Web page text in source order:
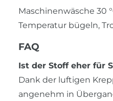
Maschinenwäsche 30
Temperatur bügeln,
FAQ
Ist der Stoff eher für
Dank der luftigen
angenehm in